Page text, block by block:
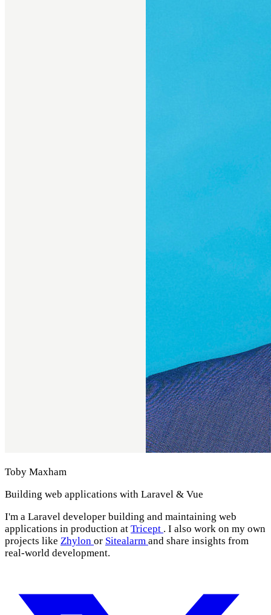
Toby Maxham
Building web applications with Laravel & Vue
I'm a Laravel developer building and maintaining web
applications in production at Tricept . I also work on my own
projects like Zhylon or Sitealarm and share insights from
real-world development.